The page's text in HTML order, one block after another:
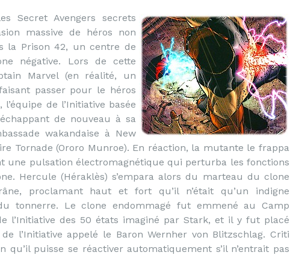
Secret Avengers secrets
massive de héros non
la Prison 42, un centre de
négative. Lors de cette
Marvel (en réalité, un
passer pour le héros
de l’Initiative basée
de nouveau à sa
wakandaise à New
Tornade (Ororo Munroe). En réaction, la mutante le frappa
une pulsation électromagnétique qui perturba les fonctions
Hercule (Héraklès) s’empara alors du marteau du clone
proclamant haut et fort qu’il n’était qu’un indigne
tonnerre. Le clone endommagé fut emmené au Camp
l’Initiative des 50 états imaginé par Stark, et il y fut placé
l’Initiative appelé le Baron Wernher von Blitzschlag. Criti
puisse se réactiver automatiquement s’il n’entrait pas